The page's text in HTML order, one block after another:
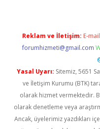
Reklam ve İletişim: E-
forumhizmeti@gmail.com
Yasal Uyarı: Sitemiz, 5651
ve İletişim Kurumu (BTK)
olarak hizmet vermektedir.
olarak denetleme veya
Ancak, üyelerimiz yazdıkları